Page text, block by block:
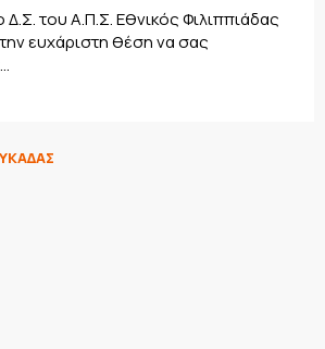
του Α.Π.Σ. Εθνικός Φιλιππιάδας
ευχάριστη θέση να σας